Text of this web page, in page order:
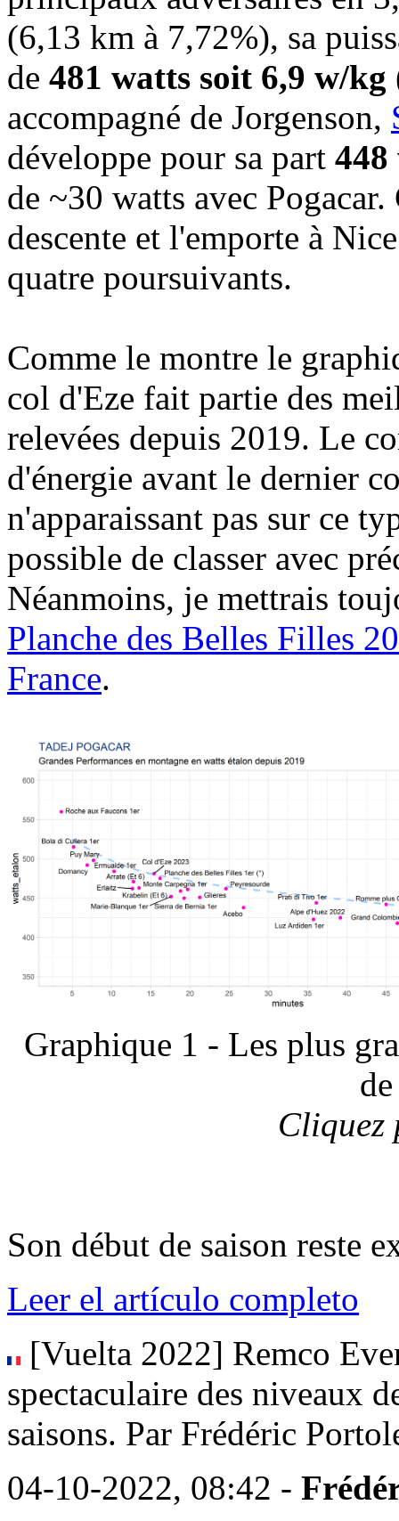
(6,13 km à 7,72%), sa
de 481 watts soit 6,9 w/kg
accompagné de Jorgenson,
développe pour sa part 448
de ~30 watts avec
descente et l'emporte à
quatre poursuivants.
Comme le montre le
col d'Eze fait partie des
relevées depuis 2019. Le
d'énergie avant le dernier
n'apparaissant pas sur ce
possible de classer avec
Néanmoins, je mettrais
Planche des Belles Filles
France.
Graphique 1 - Les plus
Son début de saison reste
Leer el artículo completo
[Vuelta 2022] Remco
spectaculaire des niveaux
saisons. Par Frédéric
04-10-2022, 08:42 -